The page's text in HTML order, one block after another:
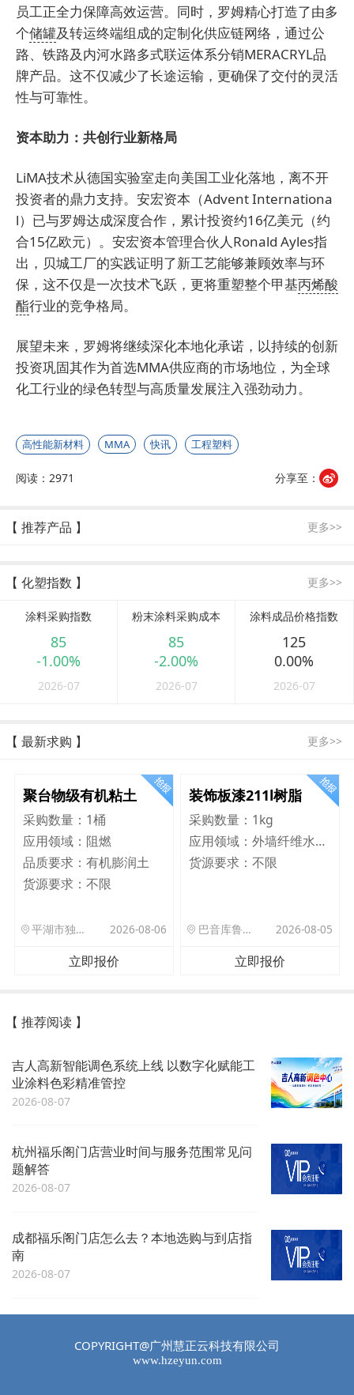
员工正全力保障高效运营。同时，罗姆精心打造了由多
个储罐及转运终端组成的定制化供应链网络，通过公
路、铁路及内河水路多式联运体系分销MERACRYL品
牌产品。这不仅减少了长途运输，更确保了交付的灵活
性与可靠性。
资本助力：共创行业新格局
LiMA技术从德国实验室走向美国工业化落地，离不开
投资者的鼎力支持。安宏资本（Advent Internationa
l）已与罗姆达成深度合作，累计投资约16亿美元（约
合15亿欧元）。安宏资本管理合伙人Ronald Ayles指
出，贝城工厂的实践证明了新工艺能够兼顾效率与环
保，这不仅是一次技术飞跃，更将重塑整个甲基丙烯酸
酯行业的竞争格局。
展望未来，罗姆将继续深化本地化承诺，以持续的创新
投资巩固其作为首选MMA供应商的市场地位，为全球
化工行业的绿色转型与高质量发展注入强劲动力。
高性能新材料 MMA 快讯 工程塑料
阅读：2971 分享至：
【 推荐产品 】 更多>>
【 化塑指数 】 更多>>
涂料采购指数
85
-1.00%
2026-07
粉末涂料采购成本
85
-2.00%
2026-07
涂料成品价格指数
125
0.00%
2026-07
【 最新求购 】 更多>>
聚台物级有机粘土
采购数量： 1桶
应用领域： 阻燃
品质要求： 有机膨润土
货源要求： 不限
平湖市独山港镇集港路 589 号 2026-08-06
立即报价
装饰板漆211l树脂
采购数量： 1kg
应用领域：
外墙纤维水泥板
货源要求：不限
巴音库鲁提镇,托帕口岸六号库房 2026-08-05
立即报价
【 推荐阅读 】
吉人高新智能调色系统上线 以数字化赋能工
业涂料色彩精准管控
2026-08-07
杭州福乐阁门店营业时间与服务范围常见问
题解答
2026-08-07
成都福乐阁门店怎么去？本地选购与到店指
南
2026-08-07
COPYRIGHT@广州慧正云科技有限公司
www.hzeyun.com